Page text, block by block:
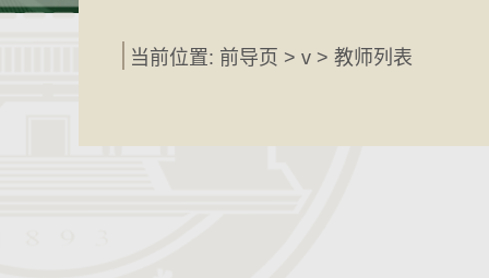
当前位置: 前导页 > v > 教师列表